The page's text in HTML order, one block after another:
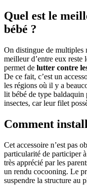
Quel est le
bébé ?
On distingue de multiples
meilleur d’entre eux reste
permet de lutter contre
De ce fait, c’est un
les régions où il y a
lit bébé de type baldaquin
insectes, car leur filet
Comment
Cet accessoire n’est pas
particularité de participer
très apprécié par les
un rendu cocooning. Le
suspendre la structure au